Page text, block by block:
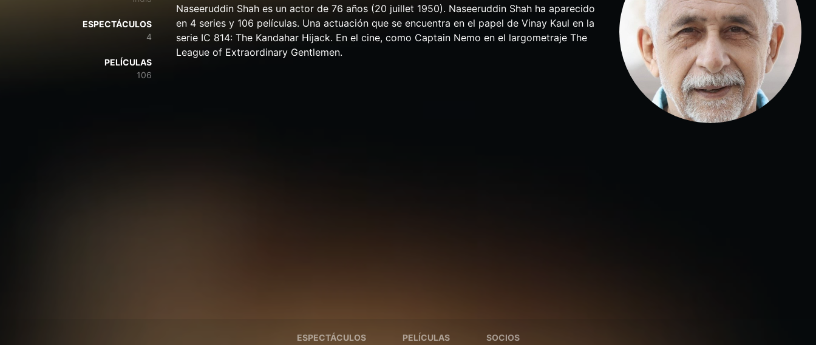
ESPECTÁCULOS
4
PELÍCULAS
106
Naseeruddin Shah es un actor de 76 años (20 juillet 1950). Naseeruddin Shah ha aparecido
en 4 series y 106 películas. Una actuación que se encuentra en el papel de Vinay Kaul en la
serie IC 814: The Kandahar Hijack. En el cine, como Captain Nemo en el largometraje The
League of Extraordinary Gentlemen.
ESPECTÁCULOS PELÍCULAS SOCIOS